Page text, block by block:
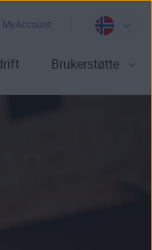
MyAccount
Brukerstøtte